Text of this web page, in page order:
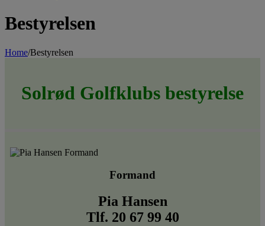
Bestyrelsen
Home/Bestyrelsen
Solrød Golfklubs bestyrelse
Formand
Pia Hansen
Tlf. 20 67 99 40